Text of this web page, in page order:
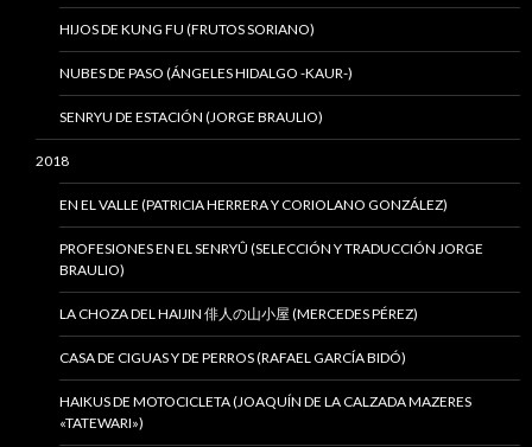
HIJOS DE KUNG FU (FRUTOS SORIANO)
NUBES DE PASO (ÁNGELES HIDALGO -KAUR-)
SENRYU DE ESTACIÓN (JORGE BRAULIO)
2018
EN EL VALLE (PATRICIA HERRERA Y CORIOLANO GONZÁLEZ)
PROFESIONES EN EL SENRYÛ (SELECCIÓN Y TRADUCCIÓN JORGE
BRAULIO)
LA CHOZA DEL HAIJIN 俳人の山小屋 (MERCEDES PÉREZ)
CASA DE CIGUAS Y DE PERROS (RAFAEL GARCÍA BIDÓ)
HAIKUS DE MOTOCICLETA (JOAQUÍN DE LA CALZADA MAZERES
«TATEWARI»)